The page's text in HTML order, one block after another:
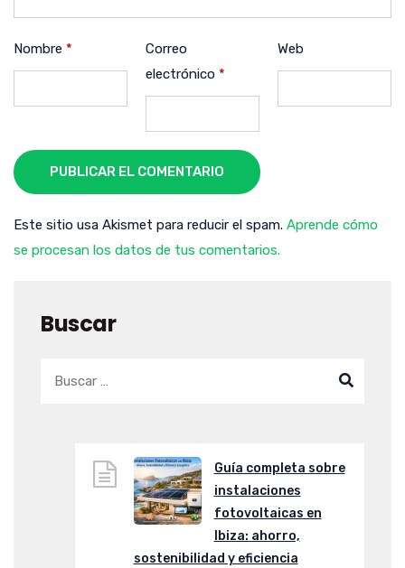
Nombre *
Correo
electrónico *
Web
PUBLICAR EL COMENTARIO
Este sitio usa Akismet para reducir el spam. Aprende cómo
se procesan los datos de tus comentarios.
Buscar
Guía completa sobre
instalaciones
fotovoltaicas en
Ibiza: ahorro,
sostenibilidad y eficiencia